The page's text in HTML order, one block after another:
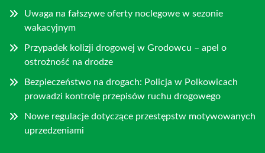
Uwaga na fałszywe oferty noclegowe w sezonie
wakacyjnym
Przypadek kolizji drogowej w Grodowcu – apel o
ostrożność na drodze
Bezpieczeństwo na drogach: Policja w Polkowicach
prowadzi kontrolę przepisów ruchu drogowego
Nowe regulacje dotyczące przestępstw motywowanych
uprzedzeniami